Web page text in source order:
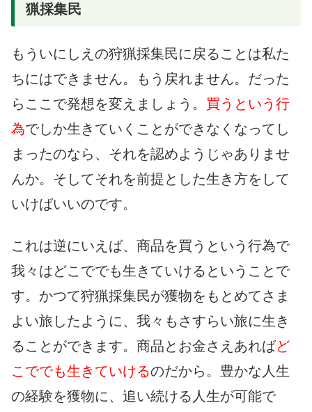
猟採集民
もういにしえの狩猟採集民に戻ることは私た
ちにはできません。もう戻れません。だった
らここで発想を変えましょう。 買うという行
為でしか生きていくことができなくなってし
まったのなら、それを認めようじゃありませ
んか。そしてそれを前提とした生き方をして
いけばいいのです。
これは逆にいえば、商品を買うという行為で
我々はどこででも生きていけるということで
す。かつて狩猟採集民が獲物をもとめてさま
よい旅したように、我々もさすらい旅に生き
ることができます。商品とお金さえあればど
こででも生きていけるのだから。豊かな人生
の経験を獲物に、追い続ける人生が可能で